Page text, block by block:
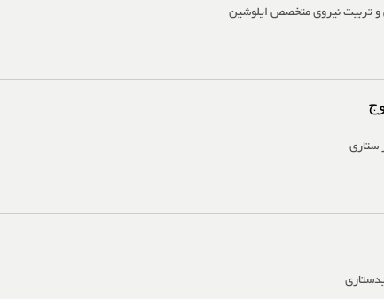
تربیت نیروی متخصص ایلوشین
ستاری